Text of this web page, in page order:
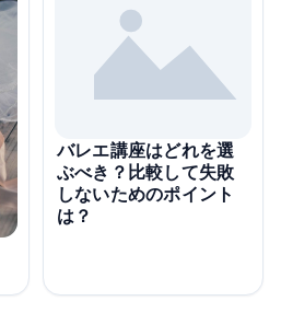
バレエ講座はどれを選
ぶべき？比較して失敗
しないためのポイント
は？